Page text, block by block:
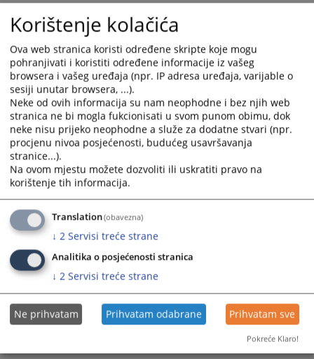
Rad registra privrednih subjekata
Korištenje kolačića
Ova web stranica koristi određene skripte koje mogu
pohranjivati i koristiti određene informacije iz vašeg
browsera i vašeg uređaja (npr. IP adresa uređaja, varijable o
sesiji unutar browsera, ...).
Neke od ovih informacija su nam neophodne i bez njih web
stranica ne bi mogla fukcionisati u svom punom obimu, dok
neke nisu prijeko neophodne a služe za dodatne stvari (npr.
procjenu nivoa posjećenosti, budućeg usavršavanja
stranice...).
Na ovom mjestu možete dozvoliti ili uskratiti pravo na
korištenje tih informacija.
Translation(obavezna)
↓ 2 Servisi treće strane
Analitika o posjećenosti stranica
↓ 2 Servisi treće strane
Ne prihvatam Prihvatam odabrane Prihvatam sve
Pokreće Klaro!